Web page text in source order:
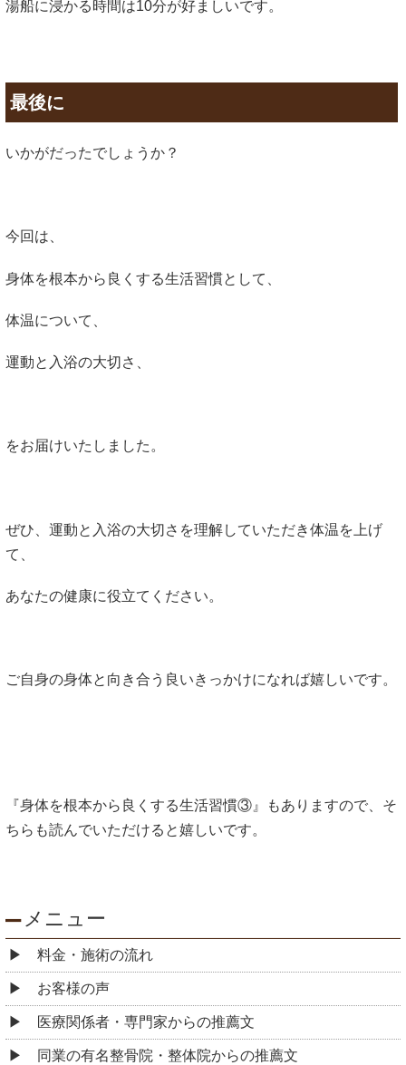
湯船に浸かる時間は10分が好ましいです。
最後に
いかがだったでしょうか？
今回は、
身体を根本から良くする生活習慣として、
体温について、
運動と入浴の大切さ、
をお届けいたしました。
ぜひ、運動と入浴の大切さを理解していただき体温を上げ
て、
あなたの健康に役立てください。
ご自身の身体と向き合う良いきっかけになれば嬉しいです。
『身体を根本から良くする生活習慣③』もありますので、そ
ちらも読んでいただけると嬉しいです。
メニュー
料金・施術の流れ
お客様の声
医療関係者・専門家からの推薦文
同業の有名整骨院・整体院からの推薦文